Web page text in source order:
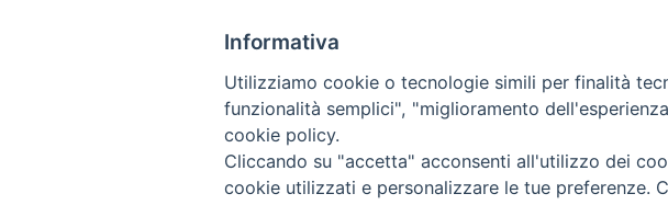
Informativa
Utilizziamo cookie o tecnologie simili per finalità
funzionalità semplici", "miglioramento
cookie policy.
Cliccando su "accetta" acconsenti all'utilizzo dei
cookie utilizzati e personalizzare le tue preferenze.